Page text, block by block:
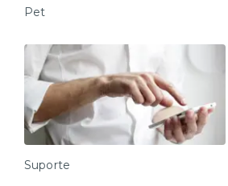
Pet
Suporte